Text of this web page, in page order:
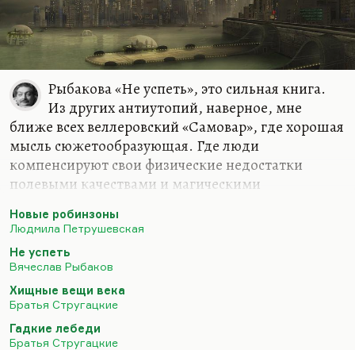
Рыбакова «Не успеть», это сильная книга.
Из других антиутопий, наверное, мне
ближе всех веллеровский «Самовар», где хорошая
мысль сюжетообразующая. Где люди
компенсируют свои физические недостатки
полевыми качествами и магическими
(людей, которые потеряли все конечности, просо
обрубок и кантик) возникает чудовищная
способность управлять миром. И в результате
ресентиментом, с гиперкомпенсацией, доводят
мир до катастрофы. Потому что если
гиперкомпенсации и гипеспособности дать
Новые робинзоны
Людмила Петрушевская
Не успеть
Вячеслав Рыбаков
Хищные вещи века
Братья Стругацкие
Гадкие лебеди
Братья Стругацкие